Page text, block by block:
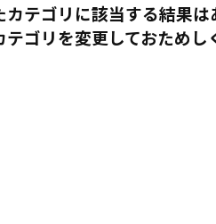
カテゴリに該当する結果は
ゴリを変更しておためし